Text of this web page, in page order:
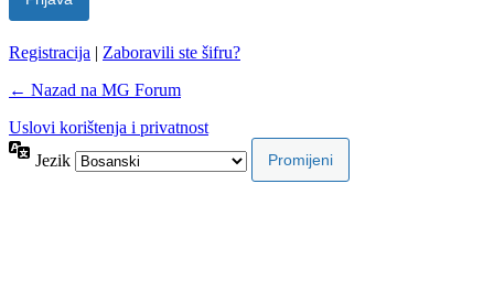
Registracija | Zaboravili ste šifru?
← Nazad na MG Forum
Uslovi korištenja i privatnost
Jezik